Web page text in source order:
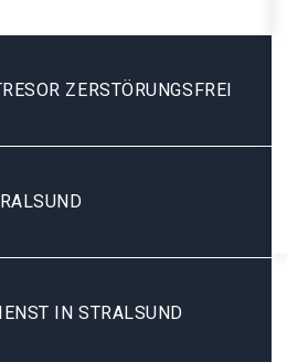
ZERSTÖRUNGSFREI
IN STRALSUND